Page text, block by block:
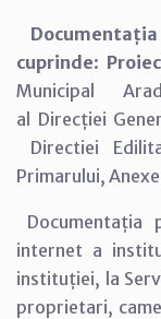
cuprinde:
Municipal
al Direcției
Directiei
Primarului,
internet a
instituției, la
proprietari,